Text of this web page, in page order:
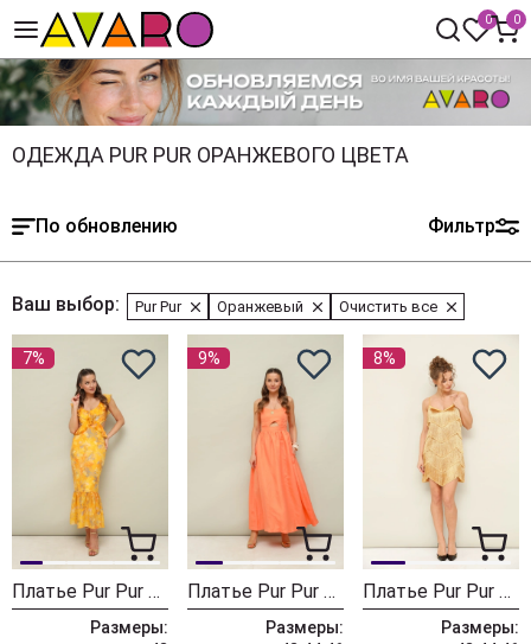
0 0
ОДЕЖДА PUR PUR ОРАНЖЕВОГО ЦВЕТА
По обновлению Фильтр
Ваш выбор: Pur Pur Оранжевый Очистить все
7%
Платье Pur Pur 11-506
Размеры:
9%
Платье Pur Pur 11-193-1 персиковый
Размеры:
8%
Платье Pur Pur 11-237-2
Размеры: